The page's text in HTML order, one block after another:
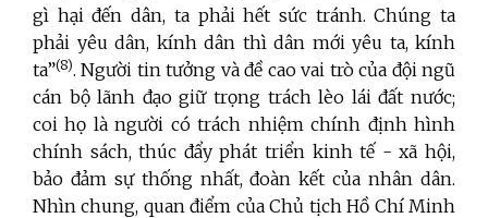
gì hại đến dân, ta phải hết sức tránh. Chúng ta
phải yêu dân, kính dân thì dân mới yêu ta, kính
ta”(8). Người tin tưởng và đề cao vai trò của đội ngũ
cán bộ lãnh đạo giữ trọng trách lèo lái đất nước;
coi họ là người có trách nhiệm chính định hình
chính sách, thúc đẩy phát triển kinh tế - xã hội,
bảo đảm sự thống nhất, đoàn kết của nhân dân.
Nhìn chung, quan điểm của Chủ tịch Hồ Chí Minh